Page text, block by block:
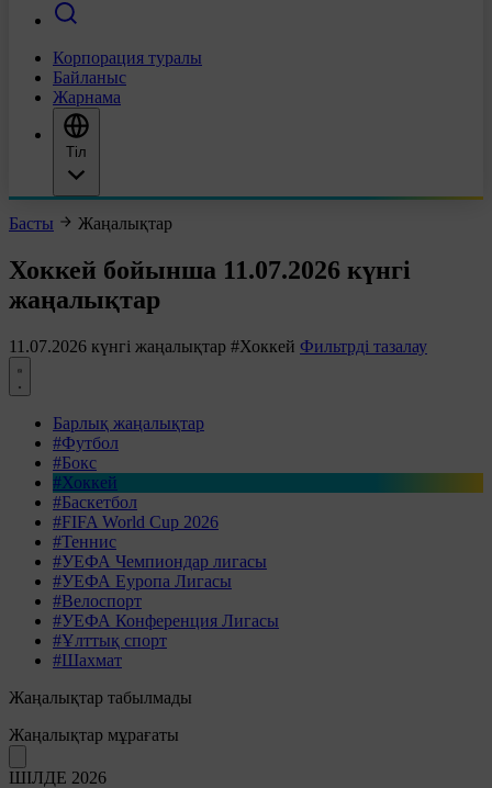
Корпорация туралы
Байланыс
Жарнама
Тіл
Басты Жаңалықтар
Хоккей бойынша 11.07.2026 күнгі
жаңалықтар
11.07.2026 күнгі жаңалықтар #Хоккей Фильтрді тазалау
Барлық жаңалықтар
#Футбол
#Бокс
#Хоккей
#Баскетбол
#FIFA World Cup 2026
#Теннис
#УЕФА Чемпиондар лигасы
#УЕФА Еуропа Лигасы
#Велоспорт
#УЕФА Конференция Лигасы
#Ұлттық спорт
#Шахмат
Жаңалықтар табылмады
Жаңалықтар мұрағаты
ШІЛДЕ 2026